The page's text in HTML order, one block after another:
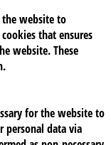
the website to
that ensures
website. These
for the website to
personal data via